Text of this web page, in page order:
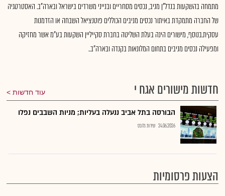
מתמחה בהשקעות בנדל"ן מניב, נכסים מסחריים ובנייני משרדים בישראל ובארה"ב. האסטרטגיה
של החברה מתמקדת באיתור נכסים מניבים הכוללים פוטנציאל השבחה או הזדמנות
עסקית.בנוסף, מישורים הינה בעלת השליטה בחברת סקייליין השקעות בע"מ אשר מחזיקה
ומפעילה נכסים מניבים בתחום המלונאות בקנדה ובארה"ב..
חדשות מישורים אגח י עוד חדשות
הבורסה בתל אביב ננעלה בעליות; מניות השבבים נפלו
24.06.2026 שירות גלובס
הצעות פרסומיות